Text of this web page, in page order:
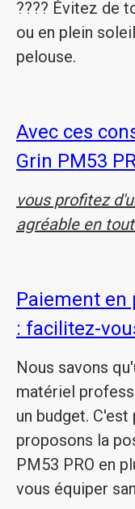
???? Évitez de
ou en plein
pelouse.
Avec ces
Grin PM53
vous profitez
agréable en
Paiement
: facilitez-
Nous savons
matériel
un budget.
proposons la
PM53 PRO en
vous équiper